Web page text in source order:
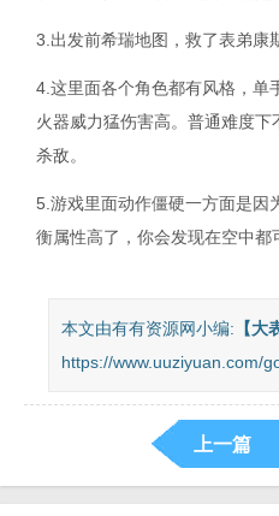
3.出发前希瑞地图，救了表弟康
4.这里面各个角色都有风格，单
火器威力猛伤害高。普通难度
杀敌。
5.游戏里面动作僵硬一方面是因
衡属性高了，你会发现在空中都
本文由有有资源网小编: 【大
https://www.uuziyuan.com/
上一篇